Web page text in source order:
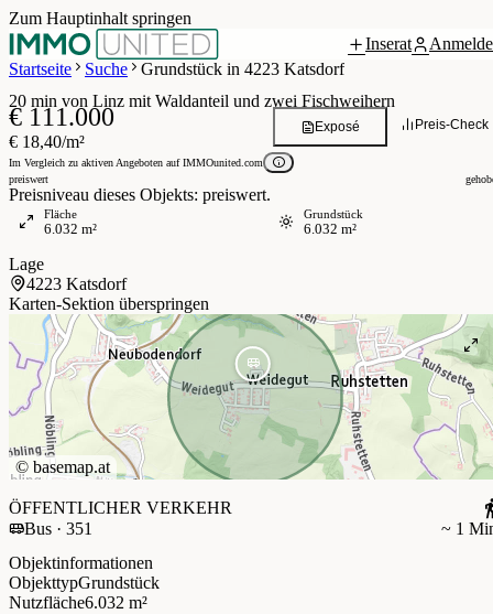
Zum Hauptinhalt springen
Inserat
Startseite
Suche Grundstück in 4223 Katsdorf
/ 11
20 min von Linz mit Waldanteil und zwei Fischweihern
€ 111.000
€ 18,40/m²
Im Vergleich zu aktiven Angeboten auf IMMOunited.com
preiswert
Preisniveau dieses Objekts: preiswert.
Preis-Check
Exposé
Fläche
6.032 m²
Grundstück
6.032 m²
Lage
4223 Katsdorf
Karten-Sektion überspringen
© basemap.at
ÖFFENTLICHER VERKEHR
Bus · 351
~ 1
Objektinformationen
ObjekttypGrundstück
Nutzfläche6.032 m²